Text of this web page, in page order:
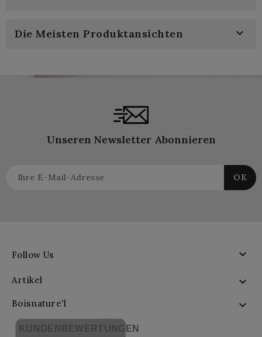
Die Meisten Produktansichten 
Unseren Newsletter Abonnieren
Follow Us 
Artikel 
Boisnature'l 
KUNDENBEWERTUNGEN